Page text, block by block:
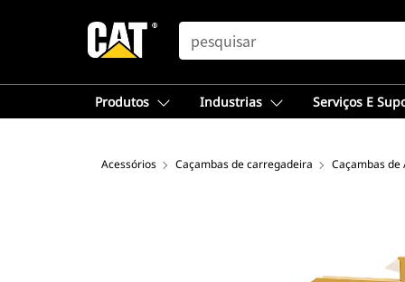
SEARCH
Produtos Industrias Serviços E
Acessórios Caçambas de carregadeira Caçambas de